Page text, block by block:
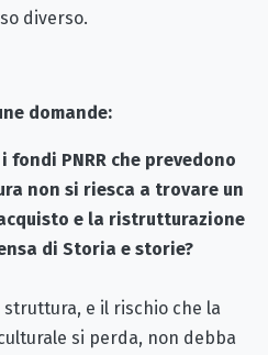
diverso.
domande:
PNRR che prevedono
non si riesca a trovare un
e la ristrutturazione
di Storia e storie?
struttura, e il rischio che la
si perda, non debba